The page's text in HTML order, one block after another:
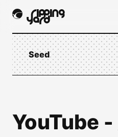
Seed
YouTube -